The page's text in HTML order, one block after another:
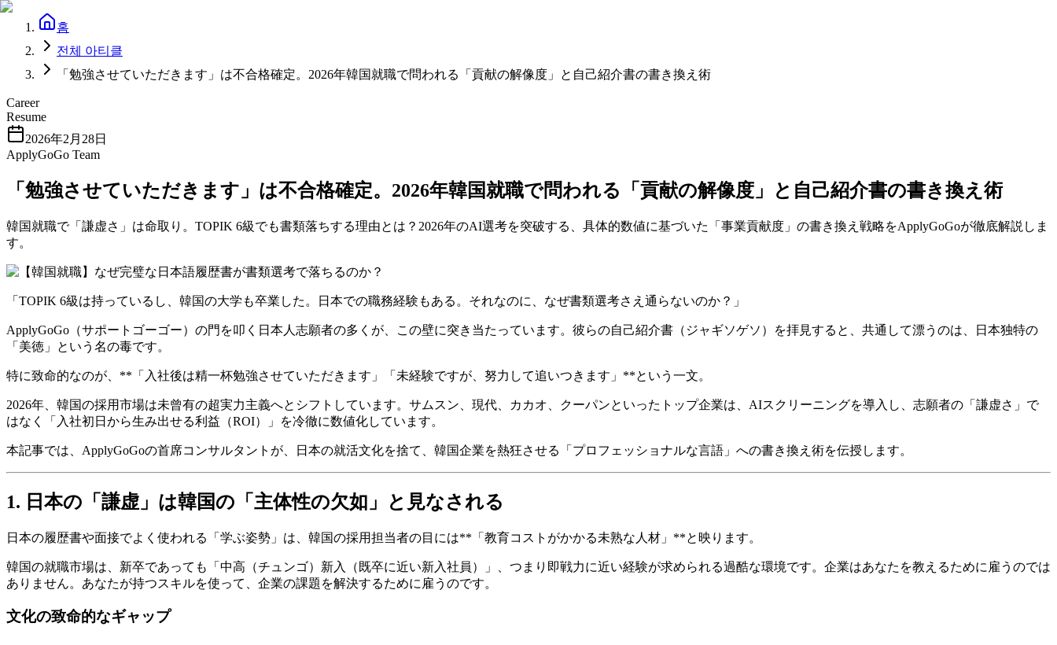
홈
전체 아티클
「勉強させていただきます」は不合格確定。2026年韓国就職で問われる「貢献の解像度」と自己紹介書の書き換え術
Career
Resume
2026年2月28日
ApplyGoGo Team
「勉強させていただきます」は不合格確定。2026年韓国就職で問われる「貢献の解像度」と自己紹介書の書き換え術
韓国就職で「謙虚さ」は命取り。TOPIK 6級でも書類落ちする理由とは？2026年のAI選考を突破する、具体的数値に基づいた「事業貢献度」の書き換え戦略をApplyGoGoが徹底解説しま
す。
「TOPIK 6級は持っているし、韓国の大学も卒業した。日本での職務経験もある。それなのに、なぜ書類選考さえ通らないのか？」
ApplyGoGo（サポートゴーゴー）の門を叩く日本人志願者の多くが、この壁に突き当たっています。彼らの自己紹介書（ジャギソゲソ）を拝見すると、共通して漂うのは、日本独特の
「美徳」という名の毒です。
特に致命的なのが、**「入社後は精一杯勉強させていただきます」「未経験ですが、努力して追いつきます」**という一文。
2026年、韓国の採用市場は未曾有の超実力主義へとシフトしています。サムスン、現代、カカオ、クーパンといったトップ企業は、AIスクリーニングを導入し、志願者の「謙虚さ」で
はなく「入社初日から生み出せる利益（ROI）」を冷徹に数値化しています。
本記事では、ApplyGoGoの首席コンサルタントが、日本の就活文化を捨て、韓国企業を熱狂させる「プロフェッショナルな言語」への書き換え術を伝授します。
1. 日本の「謙虚」は韓国の「主体性の欠如」と見なされる
日本の履歴書や面接でよく使われる「学ぶ姿勢」は、韓国の採用担当者の目には**「教育コストがかかる未熟な人材」**と映ります。
韓国の就職市場は、新卒であっても「中高（チュンゴ）新入（既卒に近い新入社員）」、つまり即戦力に近い経験が求められる過酷な環境です。企業はあなたを教えるために雇うのでは
ありません。あなたが持つスキルを使って、企業の課題を解決するために雇うのです。
文化の致命的なギャップ